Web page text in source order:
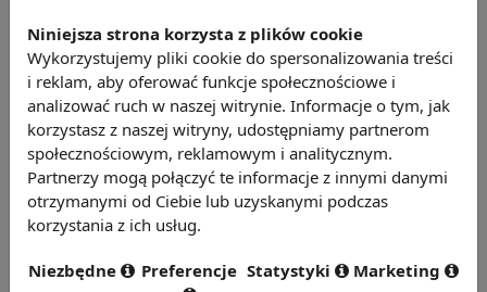
efektywność pracy.
Weź udział w badaniu
Niniejsza strona korzysta z plików cookie
Wykorzystujemy pliki cookie do spersonalizowania treści
i reklam, aby oferować funkcje społecznościowe i
analizować ruch w naszej witrynie. Informacje o tym, jak
korzystasz z naszej witryny, udostępniamy partnerom
społecznościowym, reklamowym i analitycznym.
Partnerzy mogą połączyć te informacje z innymi danymi
otrzymanymi od Ciebie lub uzyskanymi podczas
korzystania z ich usług.
Niezbędne Preferencje Statystyki Marketing